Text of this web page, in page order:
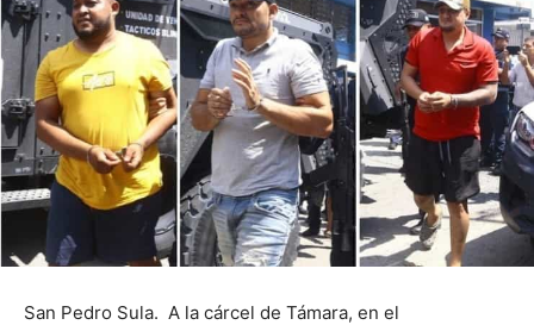
San Pedro Sula. A la cárcel de Támara, en el